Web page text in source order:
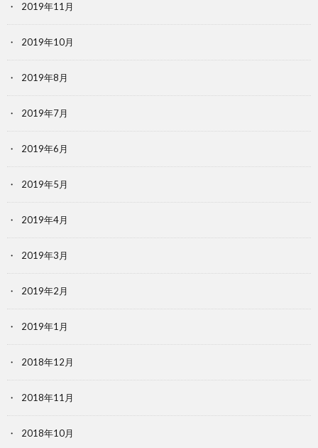
2019年11月
2019年10月
2019年8月
2019年7月
2019年6月
2019年5月
2019年4月
2019年3月
2019年2月
2019年1月
2018年12月
2018年11月
2018年10月